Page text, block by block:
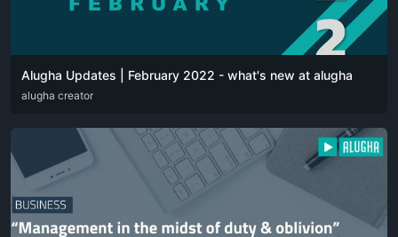
Alugha Updates | February 2022 - what's new at alugha
DEU ENG
alugha creator